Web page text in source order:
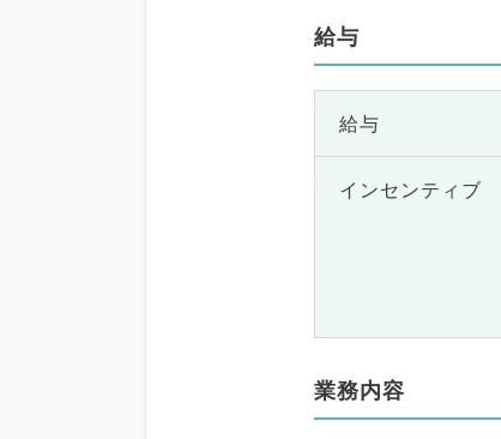
給与
給与
インセンティブ
業務内容